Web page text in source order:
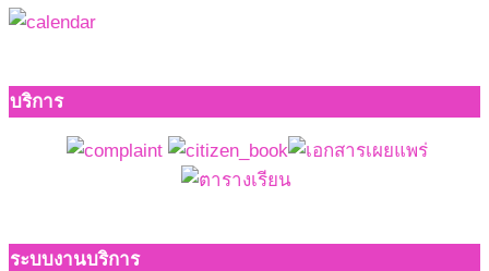
บริการ
ระบบงานบริการ